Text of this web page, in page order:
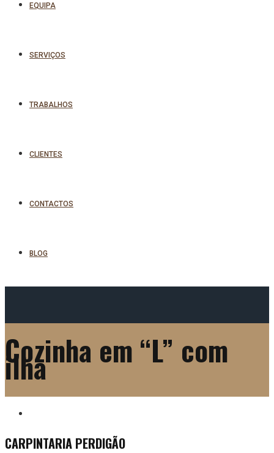
EQUIPA
SERVIÇOS
TRABALHOS
CLIENTES
CONTACTOS
BLOG
Cozinha em “L” com
ilha
CARPINTARIA PERDIGÃO